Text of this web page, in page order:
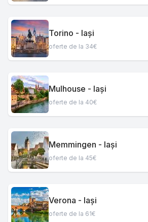
Torino - Iași
oferte de la 34€
Mulhouse - Iași
oferte de la 40€
Memmingen - Iași
oferte de la 45€
Verona - Iași
oferte de la 61€